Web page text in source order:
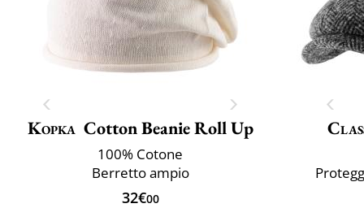
Kopka Cotton Beanie Roll Up
100% Cotone
Berretto ampio
32€00